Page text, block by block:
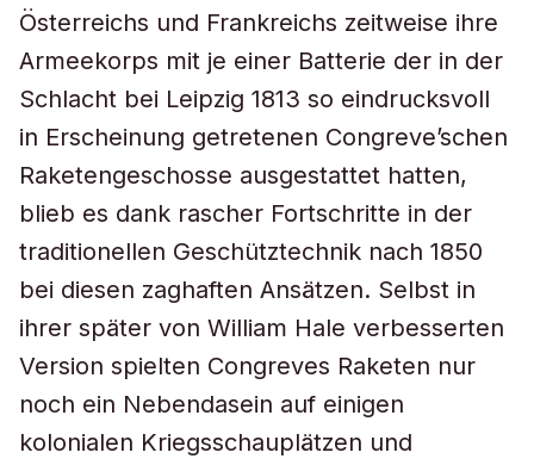
Österreichs und Frankreichs zeitweise ihre
Armeekorps mit je einer Batterie der in der
Schlacht bei Leipzig 1813 so eindrucksvoll
in Erscheinung getretenen Congreve’schen
Raketengeschosse ausgestattet hatten,
blieb es dank rascher Fortschritte in der
traditionellen Geschütztechnik nach 1850
bei diesen zaghaften Ansätzen. Selbst in
ihrer später von William Hale verbesserten
Version spielten Congreves Raketen nur
noch ein Nebendasein auf einigen
kolonialen Kriegsschauplätzen und